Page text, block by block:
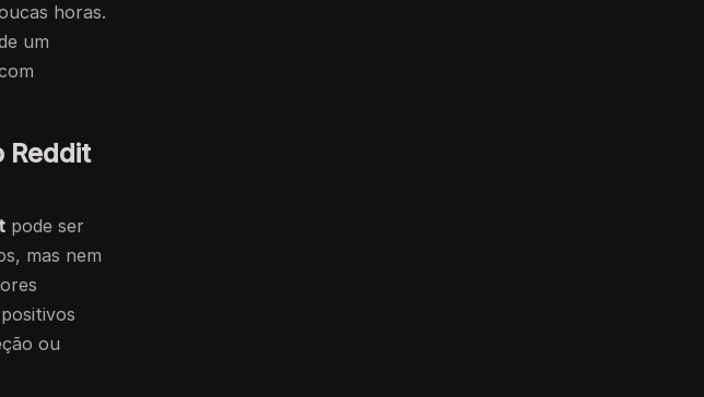
horas.
um
Reddit
pode ser
mas nem
ou